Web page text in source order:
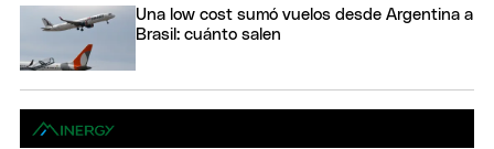
Una low cost sumó vuelos desde Argentina a
Brasil: cuánto salen